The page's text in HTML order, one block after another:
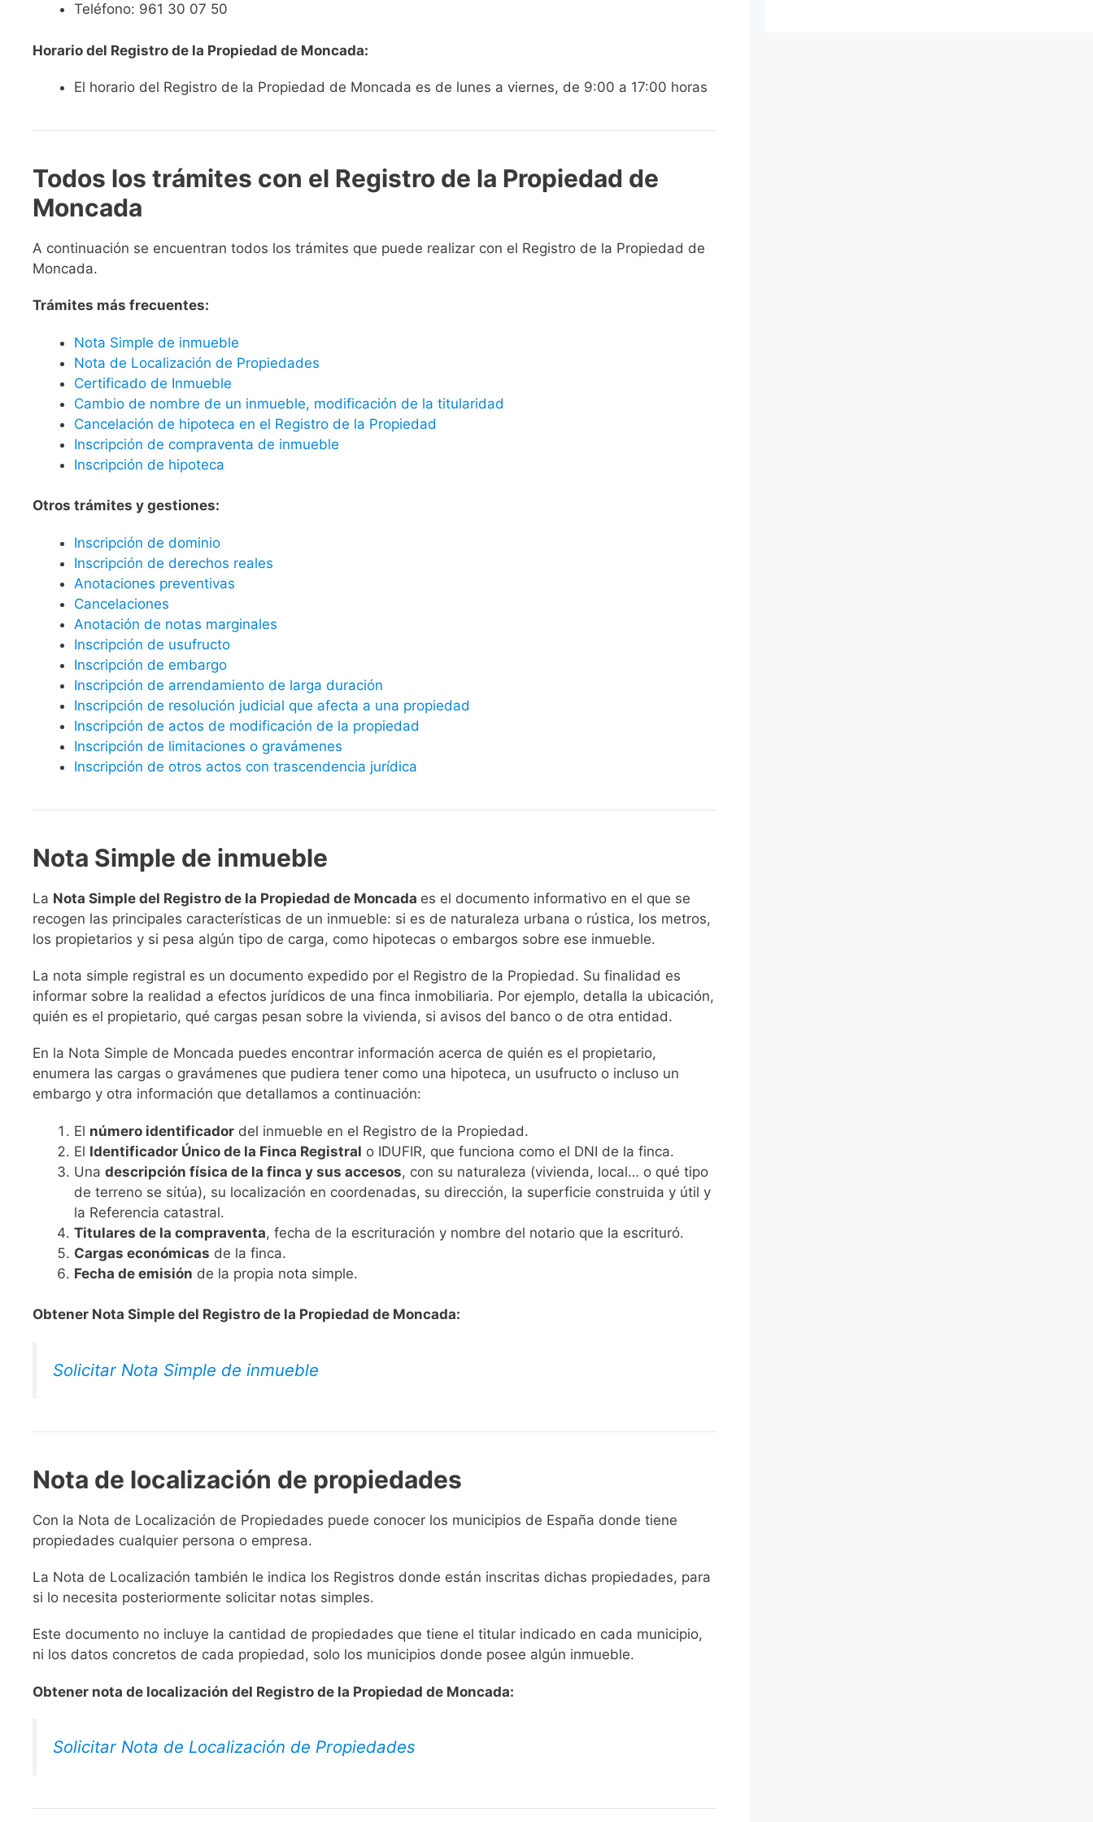
Teléfono: 961 30 07 50
Horario del Registro de la Propiedad de Moncada:
El horario del Registro de la Propiedad de Moncada es de lunes a viernes, de 9:00 a 17:00 horas
Todos los trámites con el Registro de la Propiedad de
Moncada
A continuación se encuentran todos los trámites que puede realizar con el Registro de la Propiedad de
Moncada.
Trámites más frecuentes:
Nota Simple de inmueble
Nota de Localización de Propiedades
Certificado de Inmueble
Cambio de nombre de un inmueble, modificación de la titularidad
Cancelación de hipoteca en el Registro de la Propiedad
Inscripción de compraventa de inmueble
Inscripción de hipoteca
Otros trámites y gestiones:
Inscripción de dominio
Inscripción de derechos reales
Anotaciones preventivas
Cancelaciones
Anotación de notas marginales
Inscripción de usufructo
Inscripción de embargo
Inscripción de arrendamiento de larga duración
Inscripción de resolución judicial que afecta a una propiedad
Inscripción de actos de modificación de la propiedad
Inscripción de limitaciones o gravámenes
Inscripción de otros actos con trascendencia jurídica
Nota Simple de inmueble
La Nota Simple del Registro de la Propiedad de Moncada es el documento informativo en el que se
recogen las principales características de un inmueble: si es de naturaleza urbana o rústica, los metros,
los propietarios y si pesa algún tipo de carga, como hipotecas o embargos sobre ese inmueble.
La nota simple registral es un documento expedido por el Registro de la Propiedad. Su finalidad es
informar sobre la realidad a efectos jurídicos de una finca inmobiliaria. Por ejemplo, detalla la ubicación,
quién es el propietario, qué cargas pesan sobre la vivienda, si avisos del banco o de otra entidad.
En la Nota Simple de Moncada puedes encontrar información acerca de quién es el propietario,
enumera las cargas o gravámenes que pudiera tener como una hipoteca, un usufructo o incluso un
embargo y otra información que detallamos a continuación:
El número identificador del inmueble en el Registro de la Propiedad.
El Identificador Único de la Finca Registral o IDUFIR, que funciona como el DNI de la finca.
Una descripción física de la finca y sus accesos, con su naturaleza (vivienda, local… o qué tipo
de terreno se sitúa), su localización en coordenadas, su dirección, la superficie construida y útil y
la Referencia catastral.
Titulares de la compraventa, fecha de la escrituración y nombre del notario que la escrituró.
Cargas económicas de la finca.
Fecha de emisión de la propia nota simple.
Obtener Nota Simple del Registro de la Propiedad de Moncada:
Solicitar Nota Simple de inmueble
Nota de localización de propiedades
Con la Nota de Localización de Propiedades puede conocer los municipios de España donde tiene
propiedades cualquier persona o empresa.
La Nota de Localización también le indica los Registros donde están inscritas dichas propiedades, para
si lo necesita posteriormente solicitar notas simples.
Este documento no incluye la cantidad de propiedades que tiene el titular indicado en cada municipio,
ni los datos concretos de cada propiedad, solo los municipios donde posee algún inmueble.
Obtener nota de localización del Registro de la Propiedad de Moncada:
Solicitar Nota de Localización de Propiedades